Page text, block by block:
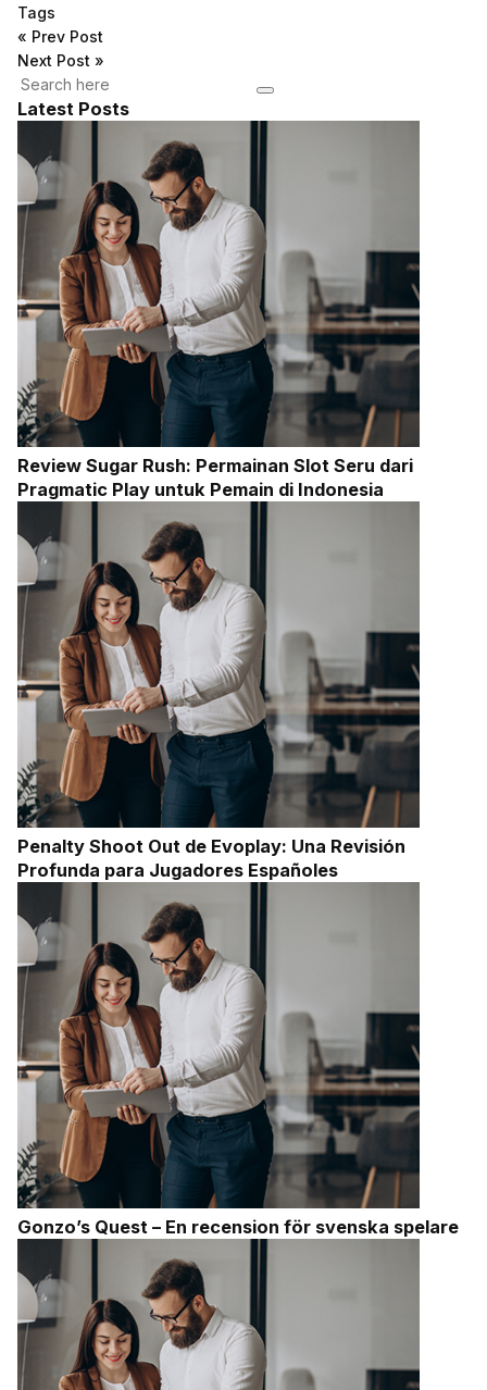
Tags
« Prev Post
Next Post »
Latest Posts
Review Sugar Rush: Permainan Slot Seru dari
Pragmatic Play untuk Pemain di Indonesia
Penalty Shoot Out de Evoplay: Una Revisión
Profunda para Jugadores Españoles
Gonzo’s Quest – En recension för svenska spelare